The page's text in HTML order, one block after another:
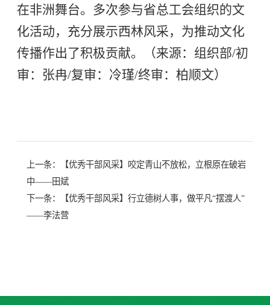
在非洲舞台。多次参与省总工会组织的文
化活动，充分展示西林风采，为推动文化
传播作出了积极贡献。
（来源：组织部/初
审：张冉/复审：冷瑾/终审：柏顺文）
上一条：
【优秀干部风采】咬定青山不放松，立根原在破岩
中——田斌
下一条：
【优秀干部风采】行立德树人事，做平凡“摆渡人”
——李法营